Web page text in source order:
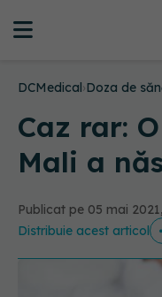
DCMedical›Doza de
Caz rar:
Mali a
Publicat pe 05 mai
Distribuie acest articol